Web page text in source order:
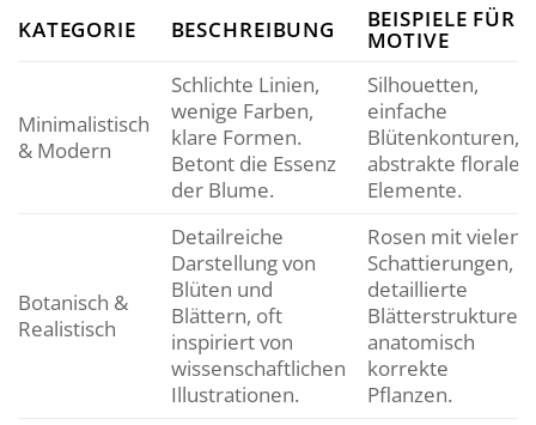
KATEGORIE BESCHREIBUNG BEISPIELE FÜR
MOTIVE
Minimalistisch
& Modern
Schlichte Linien,
wenige Farben,
klare Formen.
Betont die Essenz
der Blume.
Silhouetten,
einfache
Blütenkonturen,
abstrakte floralen
Elemente.
Botanisch &
Realistisch
Detailreiche
Darstellung von
Blüten und
Blättern, oft
inspiriert von
wissenschaftlichen
Illustrationen.
Rosen mit vielen
Schattierungen,
detaillierte
Blätterstrukturen,
anatomisch
korrekte
Pflanzen.